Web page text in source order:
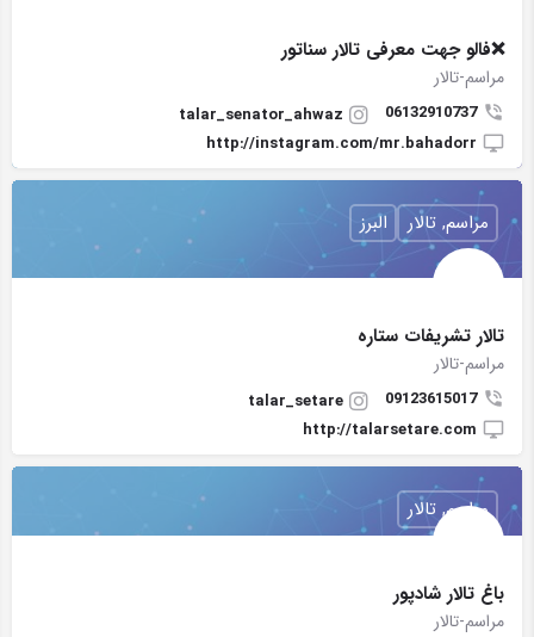
❌فالو جهت معرفی تالار سناتور
مراسم-تالار
06132910737
talar_senator_ahwaz
http://instagram.com/mr.bahadorr
تالار تشریفات ستاره
مراسم-تالار
09123615017
talar_setare
http://talarsetare.com
مراسم, تالار البرز
باغ تالار شادپور
مراسم-تالار
مراسم, تالار